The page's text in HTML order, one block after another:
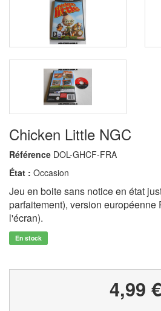
Chicken Little NGC
Référence DOL-GHCF-FRA
État : Occasion
Jeu en boite sans notice en état
parfaitement), version européenne
l'écran).
En stock
4,99 €